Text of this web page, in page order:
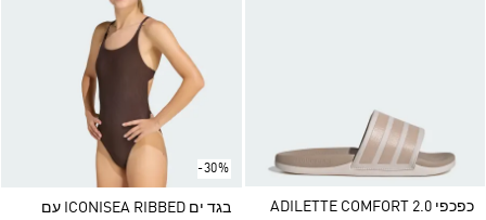
כפכפי ADILETTE COMFORT 2.0
-30%
בגד ים ICONISEA RIBBED עם